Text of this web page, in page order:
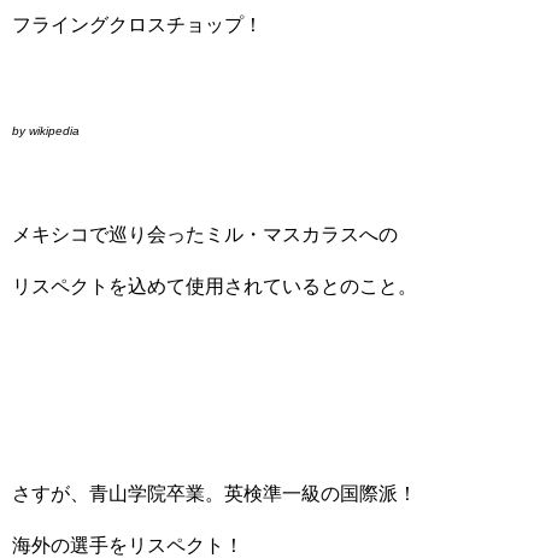
フライングクロスチョップ！
by wikipedia
メキシコで巡り会ったミル・マスカラスへの
リスペクトを込めて使用されているとのこと。
さすが、青山学院卒業。英検準一級の国際派！
海外の選手をリスペクト！